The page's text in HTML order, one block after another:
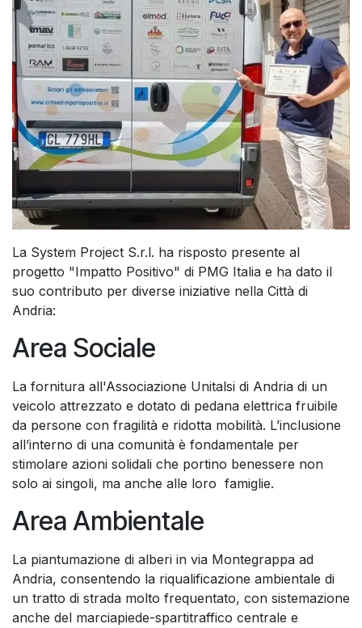
La System Project S.r.l. ha risposto presente al
progetto "Impatto Positivo" di PMG Italia e ha dato il
suo contributo per diverse iniziative nella Città di
Andria:
Area Sociale
La fornitura all'Associazione Unitalsi di Andria di un
veicolo attrezzato e dotato di pedana elettrica fruibile
da persone con fragilità e ridotta mobilità. L’inclusione
all’interno di una comunità è fondamentale per
stimolare azioni solidali che portino benessere non
solo ai singoli, ma anche alle loro famiglie.
Area Ambientale
La piantumazione di alberi in via Montegrappa ad
Andria, consentendo la riqualificazione ambientale di
un tratto di strada molto frequentato, con sistemazione
anche del marciapiede-spartitraffico centrale e